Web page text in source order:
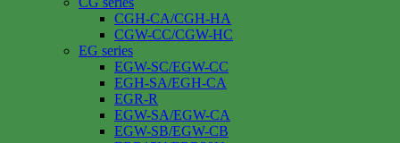
CGH-CA/CGH-HA
CGW-CC/CGW-HC
EG series
EGW-SC/EGW-CC
EGH-SA/EGH-CA
EGR-R
EGW-SA/EGW-CA
EGW-SB/EGW-CB